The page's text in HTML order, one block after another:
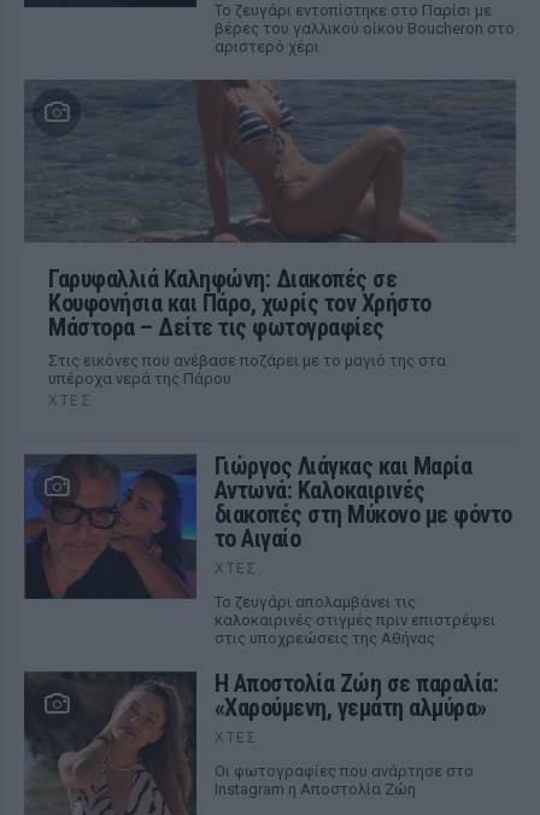
Το ζευγάρι εντοπίστηκε στο Παρίσι με
βέρες του γαλλικού οίκου Boucheron στο
αριστερό χέρι
Γαρυφαλλιά Καληφώνη: Διακοπές σε
Κουφονήσια και Πάρο, χωρίς τον Χρήστο
Μάστορα – Δείτε τις φωτογραφίες
Στις εικόνες που ανέβασε ποζάρει με το μαγιό της στα
υπέροχα νερά της Πάρου
ΧΤΕΣ
Γιώργος Λιάγκας και Μαρία
Αντωνά: Καλοκαιρινές
διακοπές στη Μύκονο με φόντο
το Αιγαίο
ΧΤΕΣ
Το ζευγάρι απολαμβάνει τις
καλοκαιρινές στιγμές πριν επιστρέψει
στις υποχρεώσεις της Αθήνας
Η Αποστολία Ζώη σε παραλία:
«Χαρούμενη, γεμάτη αλμύρα»
ΧΤΕΣ
Οι φωτογραφίες που ανάρτησε στο
Instagram η Αποστολία Ζώη